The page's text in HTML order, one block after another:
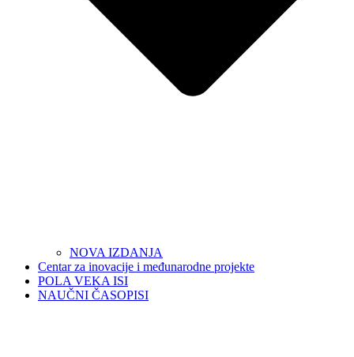
NOVA IZDANJA
Centar za inovacije i međunarodne projekte
POLA VEKA ISI
NAUČNI ČASOPISI